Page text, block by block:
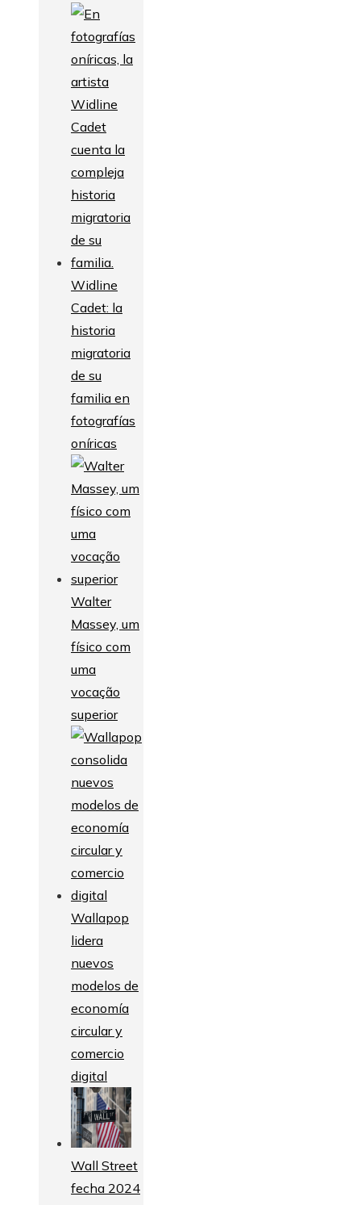
Widline
Cadet: la
historia
migratoria
de su
familia en
fotografías
oníricas
Walter
Massey, um
físico com
uma
vocação
superior
Wallapop
lidera
nuevos
modelos de
economía
circular y
comercio
digital
Wall Street
fecha 2024